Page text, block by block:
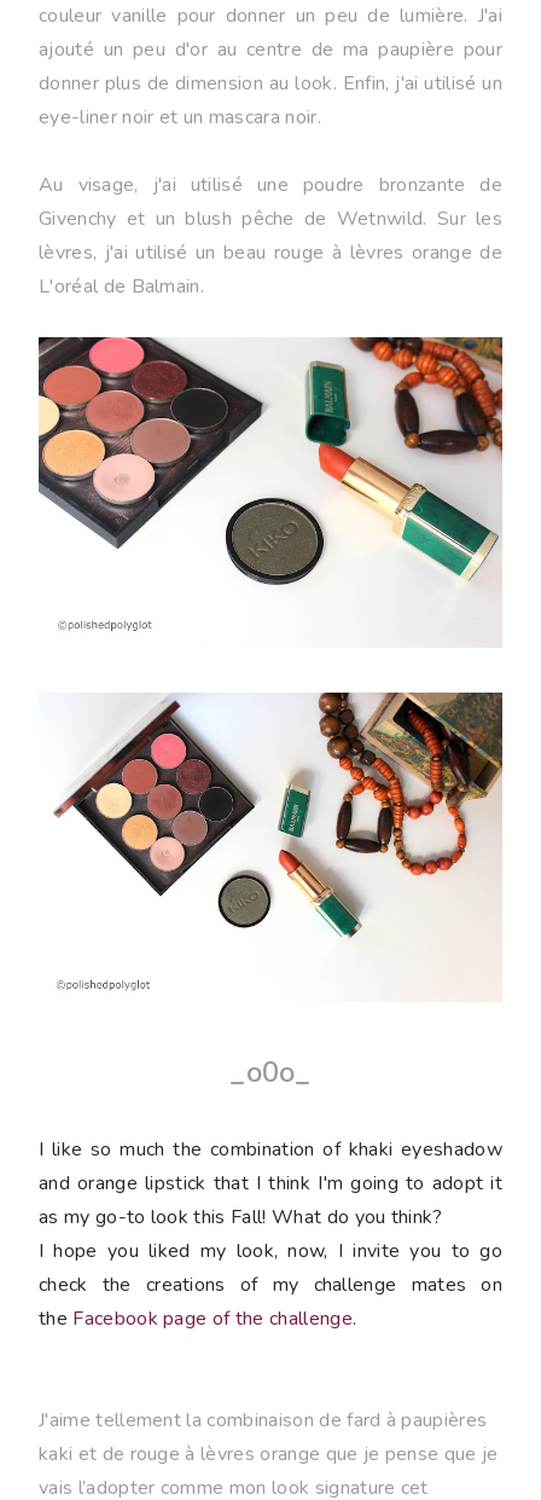
couleur vanille pour donner un peu de lumière. J'ai
ajouté un peu d'or au centre de ma paupière pour
donner plus de dimension au look. Enfin, j'ai utilisé un
eye-liner noir et un mascara noir.
Au visage, j'ai utilisé une poudre bronzante de
Givenchy et un blush pêche de Wetnwild. Sur les
lèvres, j'ai utilisé un beau rouge à lèvres orange de
L'oréal de Balmain.
_o0o_
I like so much the combination of khaki eyeshadow
and orange lipstick that I think I'm going to adopt it
as my go-to look this Fall! What do you think?
I hope you liked my look, now, I invite you to go
check the creations of my challenge mates on
the Facebook page of the challenge.
J'aime tellement la combinaison de fard à paupières
kaki et de rouge à lèvres orange que je pense que je
vais l’adopter comme mon look signature cet